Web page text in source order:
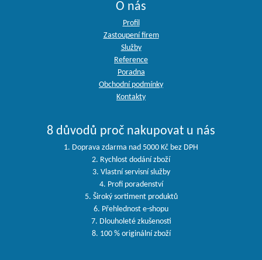
O nás
Profil
Zastoupení firem
Služby
Reference
Poradna
Obchodní podmínky
Kontakty
8 důvodů proč nakupovat u nás
1. Doprava zdarma nad 5000 Kč bez DPH
2. Rychlost dodání zboží
3. Vlastní servisní služby
4. Profi poradenství
5. Široký sortiment produktů
6. Přehlednost e-shopu
7. Dlouholeté zkušenosti
8. 100 % originální zboží